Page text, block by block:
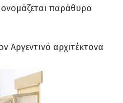
παράθυρο
Αργεντινό αρχιτέκτονα